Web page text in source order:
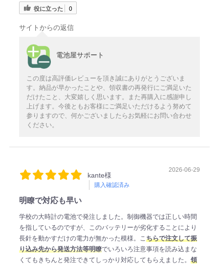
役に立った 0
サイトからの返信
電池屋サポート
この度は高評価レビューを頂き誠にありがとうございま
す。納品が早かったことや、領収書の再発行にご満足いた
だけたこと、大変嬉しく思います。また再購入に感謝申し
上げます。今後ともお客様にご満足いただけるよう努めて
参りますので、何かございましたらお気軽にお問い合わせ
ください。
kante様
購入確認済み
2026-06-29
明瞭で対応も早い
学校の大時計の電池で発注しました。制御機器では正しい時間
を指しているのですが、このバッテリーが劣化することにより
長針を動かすだけの電力が無かった模様。こ ちらで注文して振
り込み先から発送方法等明瞭でいろいろ注意事項を読み込まな
くてもきちんと発注できてしっかり対応してもらえました。 領